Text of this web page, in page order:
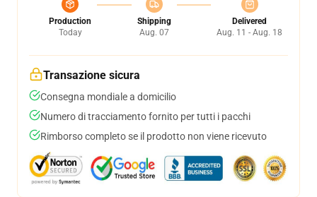
Production
Today
Shipping
Aug. 07
Delivered
Aug. 11 - Aug. 18
Transazione sicura
Consegna mondiale a domicilio
Numero di tracciamento fornito per tutti i pacchi
Rimborso completo se il prodotto non viene ricevuto